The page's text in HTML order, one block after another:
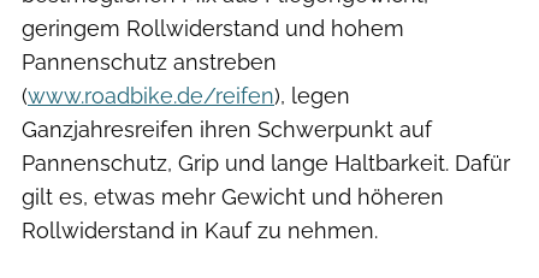
geringem Rollwiderstand und hohem
Pannenschutz anstreben
(www.roadbike.de/reifen), legen
Ganzjahresreifen ihren Schwerpunkt auf
Pannenschutz, Grip und lange Haltbarkeit. Dafür
gilt es, etwas mehr Gewicht und höheren
Rollwiderstand in Kauf zu nehmen.